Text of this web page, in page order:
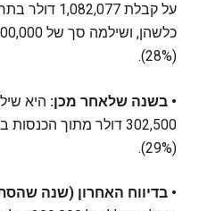
על קבלת
(28%).
• בשנה שלאחר מכן: היא
(29%).
• בדיווח האחרון (שנה